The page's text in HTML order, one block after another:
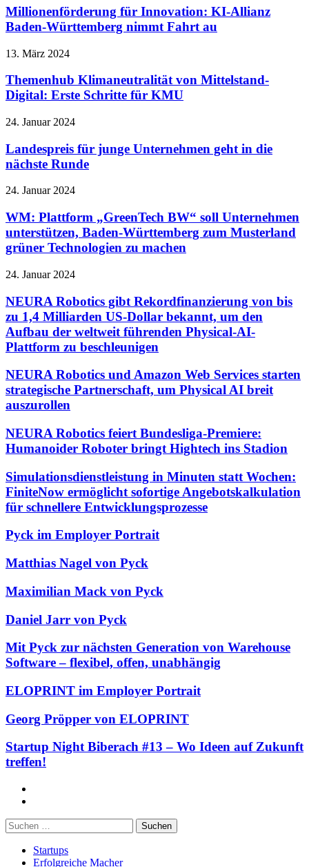
Millionenförderung für Innovation: KI-Allianz
Baden-Württemberg nimmt Fahrt au
13. März 2024
Themenhub Klimaneutralität von Mittelstand-
Digital: Erste Schritte für KMU
24. Januar 2024
Landespreis für junge Unternehmen geht in die
nächste Runde
24. Januar 2024
WM: Plattform „GreenTech BW“ soll Unternehmen
unterstützen, Baden-Württemberg zum Musterland
grüner Technologien zu machen
24. Januar 2024
NEURA Robotics gibt Rekordfinanzierung von bis
zu 1,4 Milliarden US-Dollar bekannt, um den
Aufbau der weltweit führenden Physical-AI-
Plattform zu beschleunigen
NEURA Robotics und Amazon Web Services starten
strategische Partnerschaft, um Physical AI breit
auszurollen
NEURA Robotics feiert Bundesliga-Premiere:
Humanoider Roboter bringt Hightech ins Stadion
Simulationsdienstleistung in Minuten statt Wochen:
FiniteNow ermöglicht sofortige Angebotskalkulation
für schnellere Entwicklungsprozesse
Pyck im Employer Portrait
Matthias Nagel von Pyck
Maximilian Mack von Pyck
Daniel Jarr von Pyck
Mit Pyck zur nächsten Generation von Warehouse
Software – flexibel, offen, unabhängig
ELOPRINT im Employer Portrait
Georg Pröpper von ELOPRINT
Startup Night Biberach #13 – Wo Ideen auf Zukunft
treffen!
Suchen
nach:
Startups
Erfolgreiche Macher